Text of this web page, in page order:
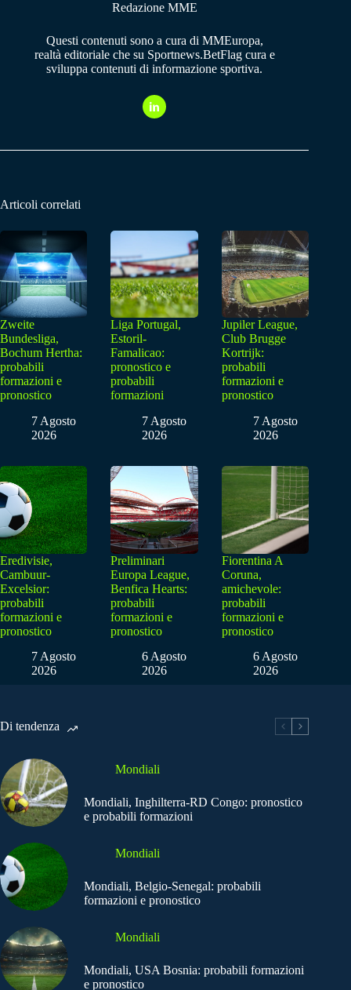
Redazione MME
Questi contenuti sono a cura di MMEuropa,
realtà editoriale che su Sportnews.BetFlag cura e
sviluppa contenuti di informazione sportiva.
Articoli correlati
Zweite
Bundesliga,
Bochum Hertha:
probabili
formazioni e
pronostico
7 Agosto
2026
Liga Portugal,
Estoril-
Famalicao:
pronostico e
probabili
formazioni
7 Agosto
2026
Jupiler League,
Club Brugge
Kortrijk:
probabili
formazioni e
pronostico
7 Agosto
2026
Eredivisie,
Cambuur-
Excelsior:
probabili
formazioni e
pronostico
7 Agosto
2026
Preliminari
Europa League,
Benfica Hearts:
probabili
formazioni e
pronostico
6 Agosto
2026
Fiorentina A
Coruna,
amichevole:
probabili
formazioni e
pronostico
6 Agosto
2026
Di tendenza
Mondiali
Mondiali, Inghilterra-RD Congo: pronostico
e probabili formazioni
Mondiali
Mondiali, Belgio-Senegal: probabili
formazioni e pronostico
Mondiali
Mondiali, USA Bosnia: probabili formazioni
e pronostico